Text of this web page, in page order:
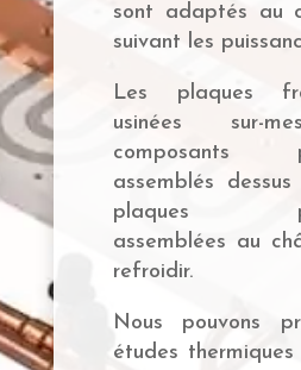
sont adaptés au
suivant les
Les plaques
usinées sur-
composants
assemblés
plaques
assemblées au
refroidir.
Nous pouvons
études